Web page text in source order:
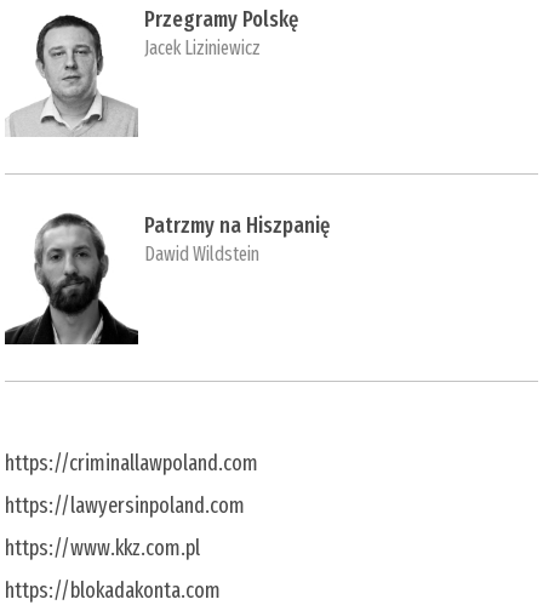
Przegramy Polskę
Jacek Liziniewicz
Patrzmy na Hiszpanię
Dawid Wildstein
https://criminallawpoland.com
https://lawyersinpoland.com
https://www.kkz.com.pl
https://blokadakonta.com